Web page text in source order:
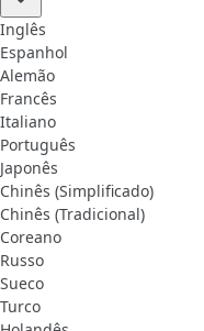
Inglês
Espanhol
Alemão
Francês
Italiano
Português
Japonês
Chinês (Simplificado)
Chinês (Tradicional)
Coreano
Russo
Sueco
Turco